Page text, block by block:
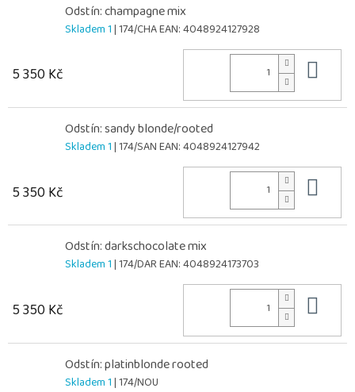
Odstín: champagne mix
Skladem 1| 174/CHAEAN:4048924127928
5 350 Kč
Odstín: sandy blonde/rooted
Skladem 1| 174/SANEAN:4048924127942
5 350 Kč
Odstín: darkschocolate mix
Skladem 1| 174/DAREAN:4048924173703
5 350 Kč
Odstín: platinblonde rooted
Skladem 1| 174/NOU